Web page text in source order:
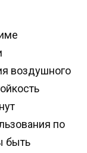
воздушного
по
быть